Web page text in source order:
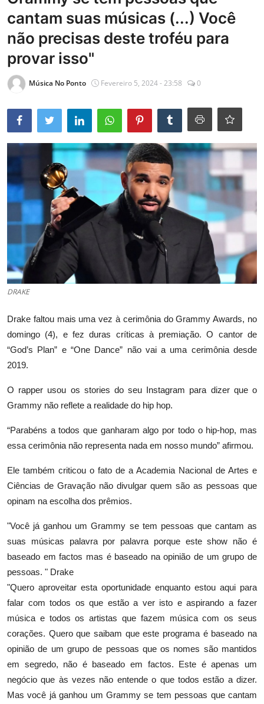
Entrevistas
Mundo
cantam suas músicas (...) Você
não precisas deste troféu para
provar isso"
Música No Ponto Fevereiro 5, 2024 - 23:58 0
DRAKE
Drake faltou mais uma vez à cerimônia do Grammy Awards, no
domingo (4), e fez duras críticas à premiação. O cantor de
“God’s Plan” e “One Dance” não vai a uma cerimônia desde
2019.
O rapper usou os stories do seu Instagram para dizer que o
Grammy não reflete a realidade do hip hop.
“Parabéns a todos que ganharam algo por todo o hip-hop, mas
essa cerimônia não representa nada em nosso mundo” afirmou.
Ele também criticou o fato de a Academia Nacional de Artes e
Ciências de Gravação não divulgar quem são as pessoas que
opinam na escolha dos prêmios.
"Você já ganhou um Grammy se tem pessoas que cantam as
suas músicas palavra por palavra porque este show não é
baseado em factos mas é baseado na opinião de um grupo de
pessoas. " Drake
"Quero aproveitar esta oportunidade enquanto estou aqui para
falar com todos os que estão a ver isto e aspirando a fazer
música e todos os artistas que fazem música com os seus
corações. Quero que saibam que este programa é baseado na
opinião de um grupo de pessoas que os nomes são mantidos
em segredo, não é baseado em factos. Este é apenas um
negócio que às vezes não entende o que todos estão a dizer.
Mas você já ganhou um Grammy se tem pessoas que cantam